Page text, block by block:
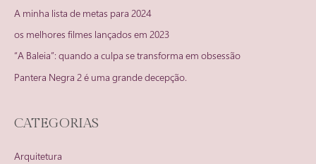
mães?
A minha lista de metas para 2024
os melhores filmes lançados em 2023
“A Baleia”: quando a culpa se transforma em obsessão
Pantera Negra 2 é uma grande decepção.
CATEGORIAS
Arquitetura